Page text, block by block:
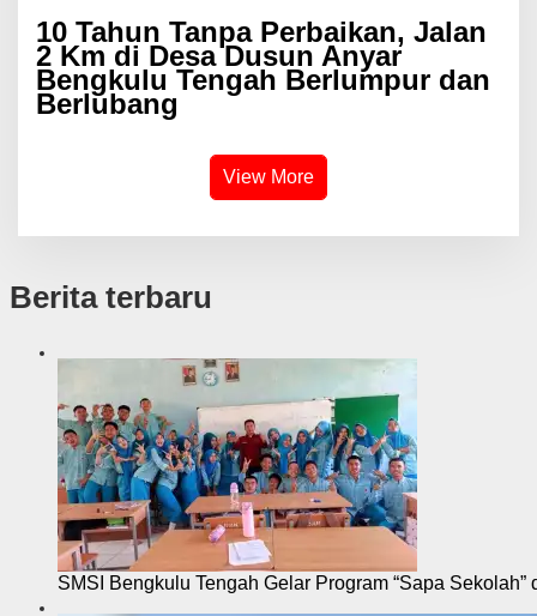
10 Tahun Tanpa Perbaikan, Jalan
2 Km di Desa Dusun Anyar
Bengkulu Tengah Berlumpur dan
Berlubang
View More
Berita terbaru
SMSI Bengkulu Tengah Gelar Program “Sapa